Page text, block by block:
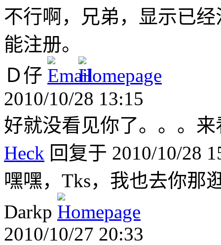
不行啊，兄弟，显示已
能注册。
Ｄ仔
2010/10/28 13:15
好就没看见你了。。。
Heck 回复于 2010/10/28
嘿嘿，Tks，我也去你那
Darkp
2010/10/27 20:33